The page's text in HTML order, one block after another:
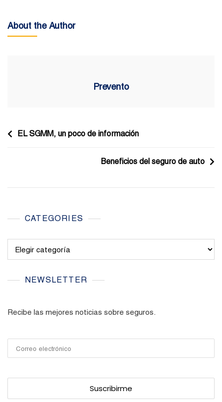
About the Author
Prevento
Navegación
EL SGMM, un poco de información
Beneficios del seguro de auto
CATEGORIES
NEWSLETTER
Recibe las mejores noticias sobre seguros.